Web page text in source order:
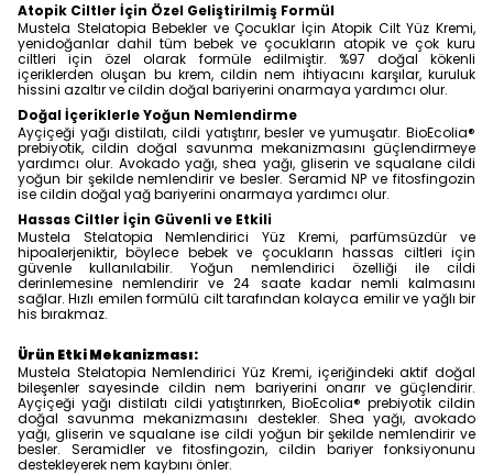
Atopik Ciltler İçin Özel Geliştirilmiş Formül
Mustela Stelatopia Bebekler ve Çocuklar İçin Atopik Cilt Yüz Kremi,
yenidoğanlar dahil tüm bebek ve çocukların atopik ve çok kuru
ciltleri için özel olarak formüle edilmiştir. %97 doğal kökenli
içeriklerden oluşan bu krem, cildin nem ihtiyacını karşılar, kuruluk
hissini azaltır ve cildin doğal bariyerini onarmaya yardımcı olur.
Doğal İçeriklerle Yoğun Nemlendirme
Ayçiçeği yağı distilatı, cildi yatıştırır, besler ve yumuşatır. BioEcolia®
prebiyotik, cildin doğal savunma mekanizmasını güçlendirmeye
yardımcı olur. Avokado yağı, shea yağı, gliserin ve squalane cildi
yoğun bir şekilde nemlendirir ve besler. Seramid NP ve fitosfingozin
ise cildin doğal yağ bariyerini onarmaya yardımcı olur.
Hassas Ciltler İçin Güvenli ve Etkili
Mustela Stelatopia Nemlendirici Yüz Kremi, parfümsüzdür ve
hipoalerjeniktir, böylece bebek ve çocukların hassas ciltleri için
güvenle kullanılabilir. Yoğun nemlendirici özelliği ile cildi
derinlemesine nemlendirir ve 24 saate kadar nemli kalmasını
sağlar. Hızlı emilen formülü cilt tarafından kolayca emilir ve yağlı bir
his bırakmaz.
Ürün Etki Mekanizması:
Mustela Stelatopia Nemlendirici Yüz Kremi, içeriğindeki aktif doğal
bileşenler sayesinde cildin nem bariyerini onarır ve güçlendirir.
Ayçiçeği yağı distilatı cildi yatıştırırken, BioEcolia® prebiyotik cildin
doğal savunma mekanizmasını destekler. Shea yağı, avokado
yağı, gliserin ve squalane ise cildi yoğun bir şekilde nemlendirir ve
besler. Seramidler ve fitosfingozin, cildin bariyer fonksiyonunu
destekleyerek nem kaybını önler.